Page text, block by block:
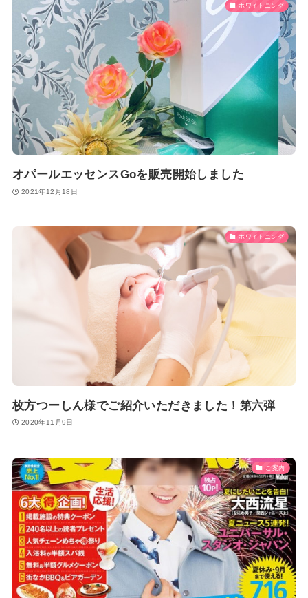
ホワイトニング
オパールエッセンスGoを販売開始しました
2021年12月18日
ホワイトニング
枚方つーしん様でご紹介いただきました！第六弾
2020年11月9日
ご案内